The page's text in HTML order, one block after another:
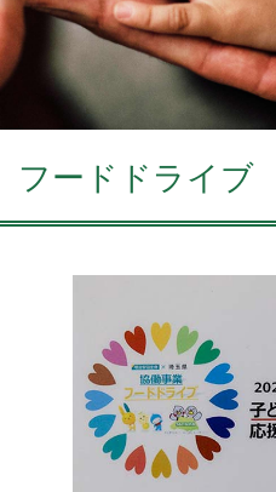
フードドライブ